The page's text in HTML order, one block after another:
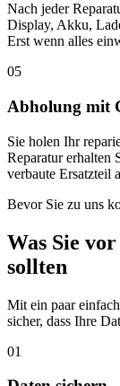
Nach jeder
Display, Akku,
Erst wenn alles
05
Abholung mit
Sie holen Ihr
Reparatur erhalten
verbaute Ersatzteil
Bevor Sie zu uns
Was Sie
sollten
Mit ein paar
sicher, dass Ihre
01